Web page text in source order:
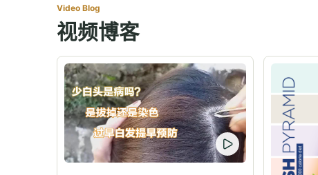
Video Blog
视频博客